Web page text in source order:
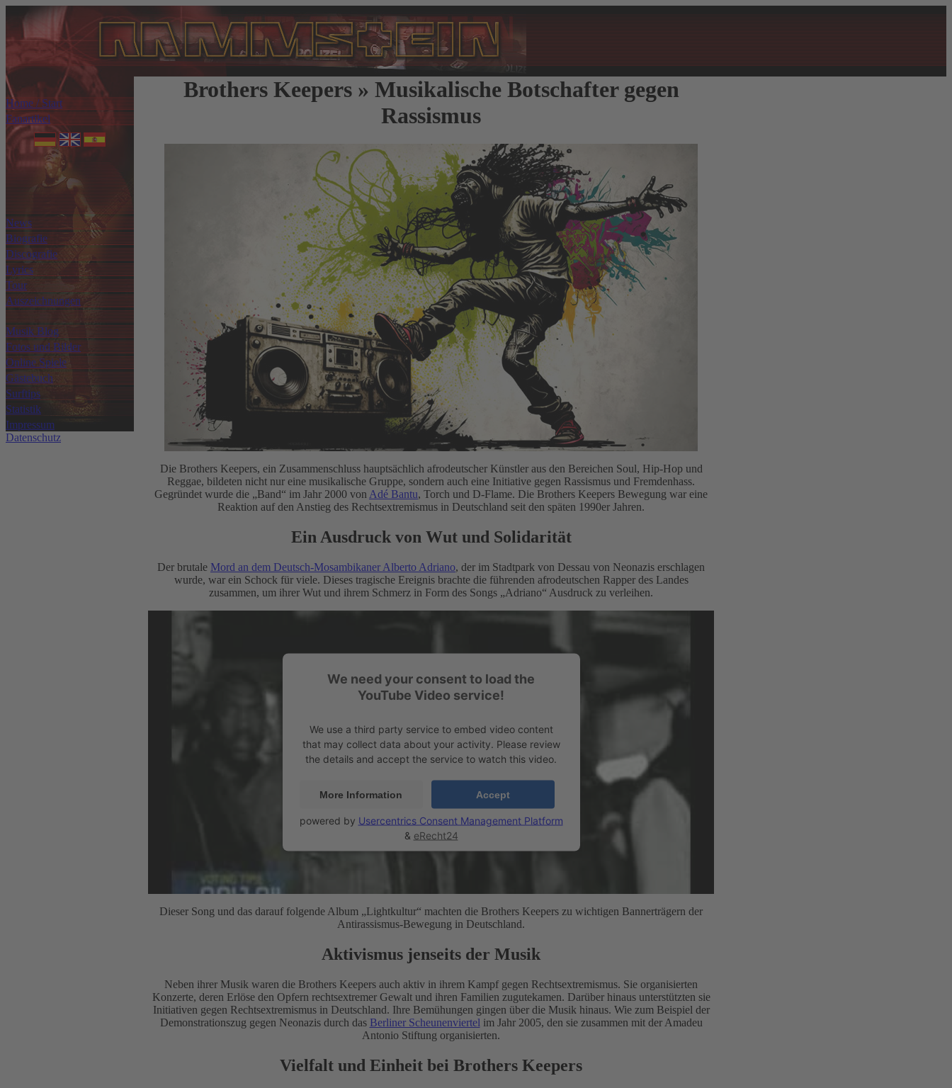
Home / Start
Fanartikel
News
Biografie
Discografie
Lyrics
Tour
Auszeichnungen
Musik Blog
Fotos und Bilder
Online Spiele
Gästebuch
Surftips
Statistik
Impressum
Datenschutz
Brothers Keepers » Musikalische Botschafter gegen
Rassismus
Die Brothers Keepers, ein Zusammenschluss hauptsächlich afrodeutscher Künstler aus den Bereichen Soul, Hip-Hop und
Reggae, bildeten nicht nur eine musikalische Gruppe, sondern auch eine Initiative gegen Rassismus und Fremdenhass.
Gegründet wurde die „Band“ im Jahr 2000 vonAdé Bantu, Torch und D-Flame. Die Brothers Keepers Bewegung war eine
Reaktion auf den Anstieg des Rechtsextremismus in Deutschland seit den späten 1990er Jahren.
Ein Ausdruck von Wut und Solidarität
Der brutale Mord an dem Deutsch-Mosambikaner Alberto Adriano, der im Stadtpark von Dessau von Neonazis erschlagen
wurde, war ein Schock für viele. Dieses tragische Ereignis brachte die führenden afrodeutschen Rapper des Landes
zusammen, um ihrer Wut und ihrem Schmerz in Form des Songs „Adriano“ Ausdruck zu verleihen.
We need your consent to load the
YouTube Video service!
We use a third party service to embed video content
that may collect data about your activity. Please review
the details and accept the service to watch this video.
More Information Accept
powered by Usercentrics Consent Management Platform
& eRecht24
Dieser Song und das darauf folgende Album „Lightkultur“ machten die Brothers Keepers zu wichtigen Bannerträgern der
Antirassismus-Bewegung in Deutschland.
Aktivismus jenseits der Musik
Neben ihrer Musik waren die Brothers Keepers auch aktiv in ihrem Kampf gegen Rechtsextremismus. Sie organisierten
Konzerte, deren Erlöse den Opfern rechtsextremer Gewalt und ihren Familien zugutekamen. Darüber hinaus unterstützten sie
Initiativen gegen Rechtsextremismus in Deutschland. Ihre Bemühungen gingen über die Musik hinaus. Wie zum Beispiel der
Demonstrationszug gegen Neonazis durch das Berliner Scheunenviertel im Jahr 2005, den sie zusammen mit der Amadeu
Antonio Stiftung organisierten.
Vielfalt und Einheit bei Brothers Keepers